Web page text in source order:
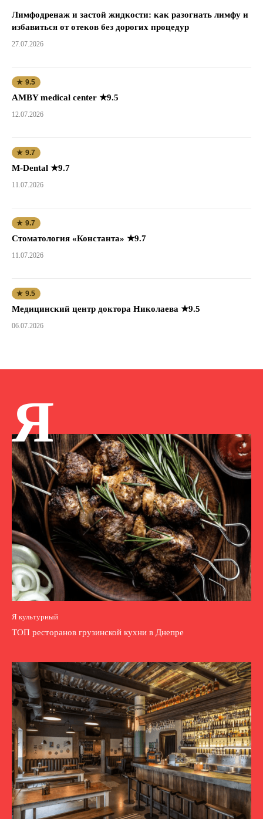
Лимфодренаж и застой жидкости: как разогнать лимфу и
избавиться от отеков без дорогих процедур
27.07.2026
★ 9.5
AMBY medical center ★9.5
12.07.2026
★ 9.7
M-Dental ★9.7
11.07.2026
★ 9.7
Стоматология «Константа» ★9.7
11.07.2026
★ 9.5
Медицинский центр доктора Николаева ★9.5
06.07.2026
Я
Я культурный
ТОП ресторанов грузинской кухни в Днепре